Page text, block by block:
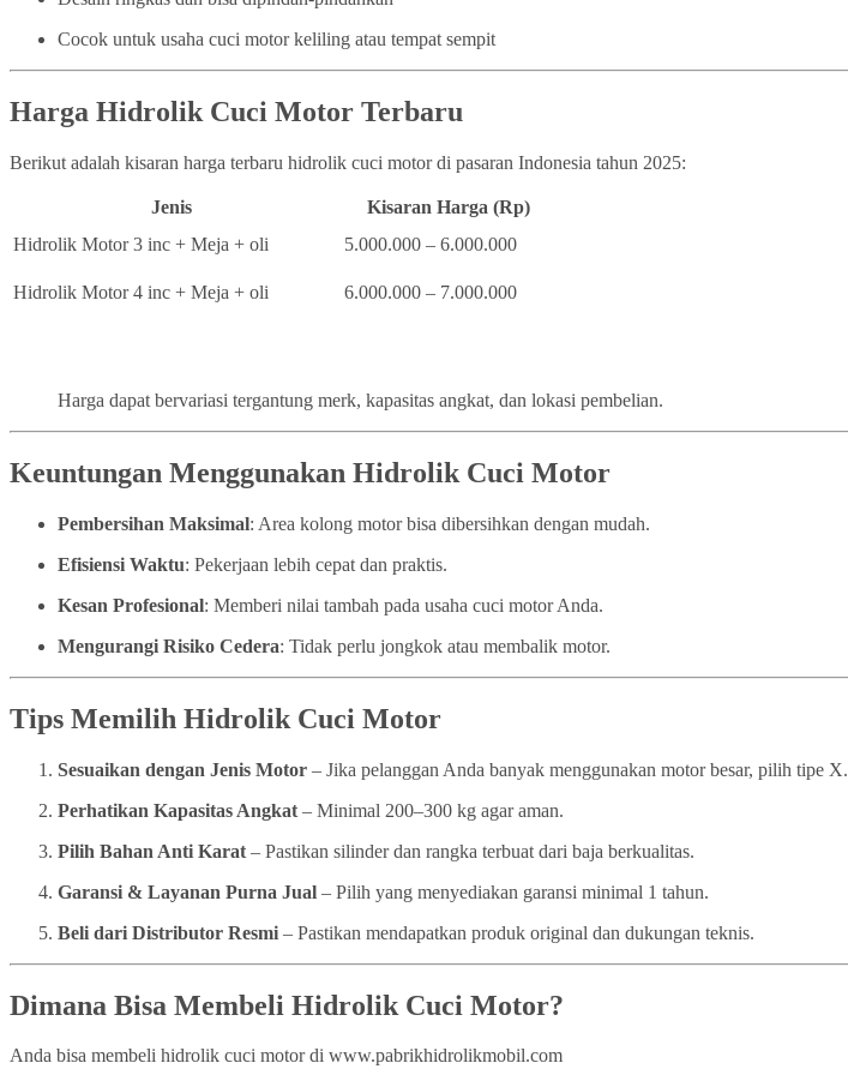
Cocok untuk usaha cuci motor keliling atau tempat sempit
Harga Hidrolik Cuci Motor Terbaru
Berikut adalah kisaran harga terbaru hidrolik cuci motor di pasaran Indonesia tahun 2025:
Jenis
Kisaran Harga (Rp)
Hidrolik Motor 3 inc + Meja + oli
5.000.000 – 6.000.000
Hidrolik Motor 4 inc + Meja + oli 6.000.000 – 7.000.000
Harga dapat bervariasi tergantung merk, kapasitas angkat, dan lokasi pembelian.
Keuntungan Menggunakan Hidrolik Cuci Motor
Pembersihan Maksimal: Area kolong motor bisa dibersihkan dengan mudah.
Efisiensi Waktu: Pekerjaan lebih cepat dan praktis.
Kesan Profesional: Memberi nilai tambah pada usaha cuci motor Anda.
Mengurangi Risiko Cedera: Tidak perlu jongkok atau membalik motor.
Tips Memilih Hidrolik Cuci Motor
Sesuaikan dengan Jenis Motor – Jika pelanggan Anda banyak menggunakan motor besar, pilih tipe X.
Perhatikan Kapasitas Angkat – Minimal 200–300 kg agar aman.
Pilih Bahan Anti Karat – Pastikan silinder dan rangka terbuat dari baja berkualitas.
Garansi & Layanan Purna Jual – Pilih yang menyediakan garansi minimal 1 tahun.
Beli dari Distributor Resmi – Pastikan mendapatkan produk original dan dukungan teknis.
Dimana Bisa Membeli Hidrolik Cuci Motor?
Anda bisa membeli hidrolik cuci motor di www.pabrikhidrolikmobil.com